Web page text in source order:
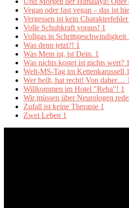
Vegan oder fast vegan – das ist
Vergessen ist kein Charakterfehler
Volle Schubkraft voraus! 1
Vollgas in Schrittgeschwindigkeit
Was denn jetzt?! 1
Was Mein ist, ist Dein. 1
Was nichts kostet ist nichts wert? 1
Welt-MS-Tag im Kettenkarussell 1
Wer heilt, hat recht! Von daher… 1
Willkommen im Hotel "Reha"! 1
Wir müssen über Neurologen
Zufall ist keine Therapie 1
Zwei Leben 1